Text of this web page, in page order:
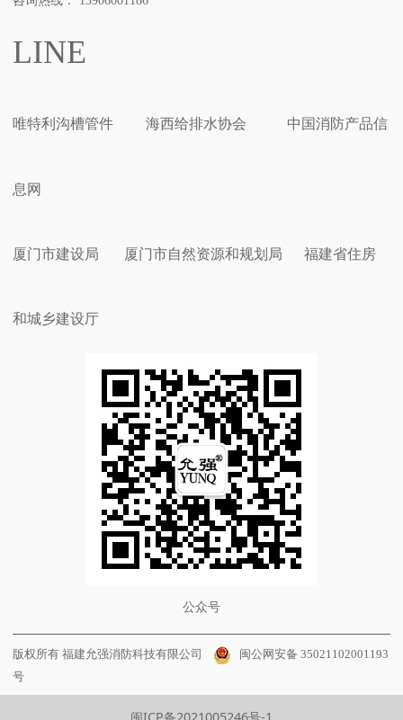
LINE
唯特利沟槽管件 海西给排水协会 中国消防产品信
息网
厦门市建设局 厦门市自然资源和规划局 福建省住房
和城乡建设厅
公众号
版权所有 福建允强消防科技有限公司
闽公网安备 35021102001193
号